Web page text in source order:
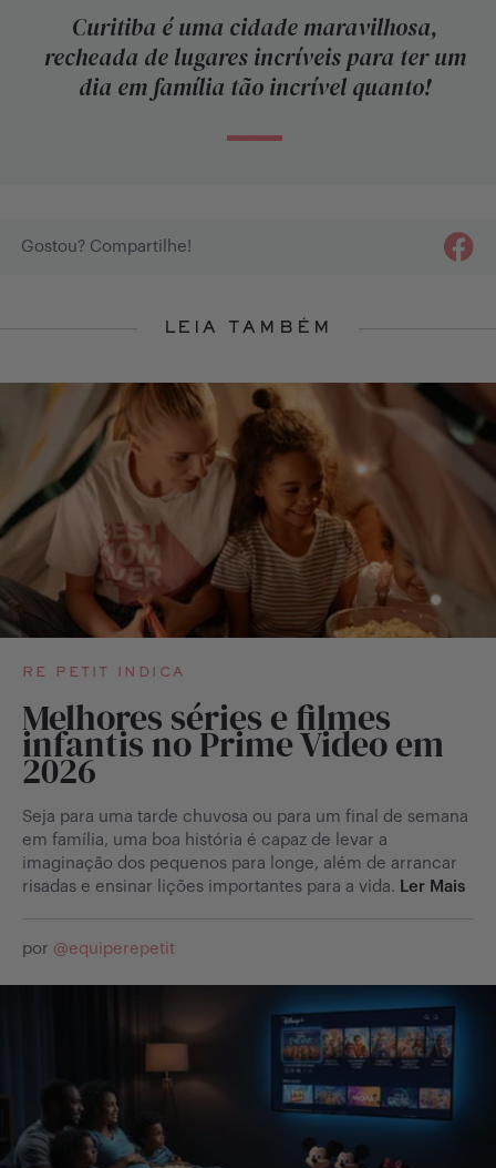
Curitiba é uma cidade maravilhosa,
recheada de lugares incríveis para ter um
dia em família tão incrível quanto!
“
Gostou? Compartilhe!
Logo
LEIA TAMBÉM
RE PETIT INDICA
Melhores séries e filmes
infantis no Prime Video em
2026
Seja para uma tarde chuvosa ou para um final de semana
em família, uma boa história é capaz de levar a
imaginação dos pequenos para longe, além de arrancar
risadas e ensinar lições importantes para a vida. Ler Mais
por @equiperepetit